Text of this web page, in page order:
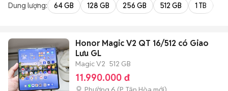
Dung lượng: 64 GB 128 GB 256 GB 512 GB 1 TB
Honor Magic V2 QT 16/512 có Giao
Lưu GL
Magic V2 512 GB
11.990.000 đ